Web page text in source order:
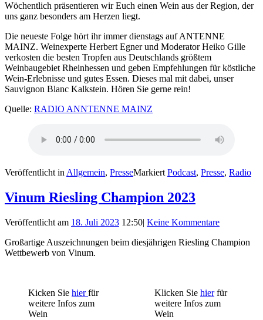
Wöchentlich präsentieren wir Euch einen Wein aus der Region, der
uns ganz besonders am Herzen liegt.
Die neueste Folge hört ihr immer dienstags auf ANTENNE
MAINZ. Weinexperte Herbert Egner und Moderator Heiko Gille
verkosten die besten Tropfen aus Deutschlands größtem
Weinbaugebiet Rheinhessen und geben Empfehlungen für köstliche
Wein-Erlebnisse und gutes Essen. Dieses mal mit dabei, unser
Sauvignon Blanc Kalkstein. Hören Sie gerne rein!
Quelle: RADIO ANNTENNE MAINZ
Veröffentlicht inAllgemein, PresseMarkiertPodcast, Presse, Radio
Vinum Riesling Champion 2023
Veröffentlicht am 18. Juli 2023 12:50| Keine Kommentare
Großartige Auszeichnungen beim diesjährigen Riesling Champion
Wettbewerb von Vinum.
Kicken Sie hier für
weitere Infos zum
Wein
Klicken Siehierfür
weitere Infos zum
Wein